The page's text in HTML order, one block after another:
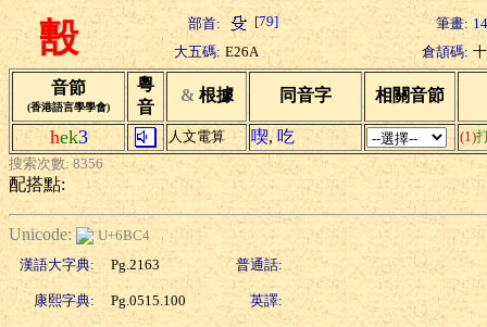
毄 部首: [79] 筆畫: 14
大五碼: E26A 倉頡碼:
音節
(香港語言學學會)
粵
音
& 根據 同音字 相關音節
hek3 人文電算 喫, 吃 (1)
搜索次數: 8356
配搭點:
Unicode:
U+6BC4
漢語大字典:
Pg.2163 普通話:
康熙字典: Pg.0515.100 英譯: